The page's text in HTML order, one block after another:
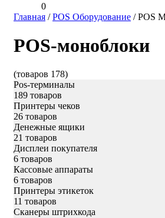
0
Главная /POS Оборудование /POS
POS-моноблоки
(товаров 178)
Pos-терминалы
189 товаров
Принтеры чеков
26 товаров
Денежные ящики
21 товаров
Дисплеи покупателя
6 товаров
Кассовые аппараты
6 товаров
Принтеры этикеток
11 товаров
Сканеры штрихкода